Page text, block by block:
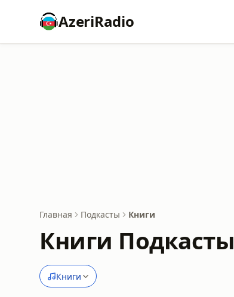
AzeriRadio
Главная Подкасты Книги
Книги Подкасты
Книги